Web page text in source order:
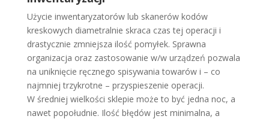
Użycie inwentaryzatorów lub skanerów kodów
kreskowych diametralnie skraca czas tej operacji i
drastycznie zmniejsza ilość pomyłek. Sprawna
organizacja oraz zastosowanie w/w urządzeń pozwala
na uniknięcie ręcznego spisywania towarów i – co
najmniej trzykrotne – przyspieszenie operacji.
W średniej wielkości sklepie może to być jedna noc, a
nawet popołudnie. Ilość błędów jest minimalna, a